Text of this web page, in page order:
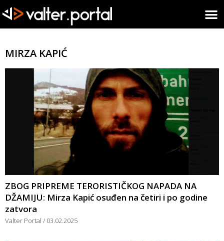
MIRZA KAPIĆ
ZBOG PRIPREME TERORISTIČKOG NAPADA NA
DŽAMIJU: Mirza Kapić osuđen na četiri i po godine
zatvora
Valter Portal 03.02.2025